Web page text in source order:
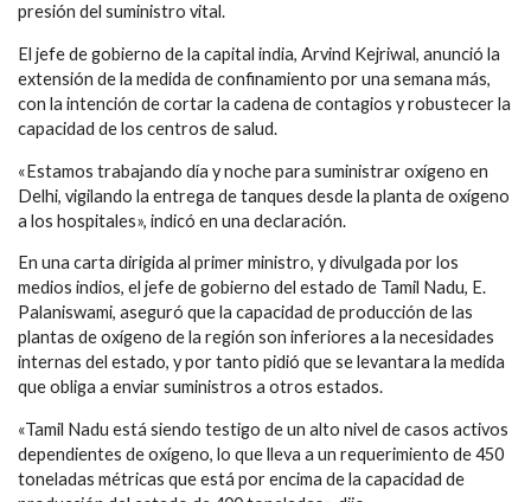
presión del suministro vital.
El jefe de gobierno de la capital india, Arvind Kejriwal, anunció la
extensión de la medida de confinamiento por una semana más,
con la intención de cortar la cadena de contagios y robustecer la
capacidad de los centros de salud.
«Estamos trabajando día y noche para suministrar oxígeno en
Delhi, vigilando la entrega de tanques desde la planta de oxígeno
a los hospitales», indicó en una declaración.
En una carta dirigida al primer ministro, y divulgada por los
medios indios, el jefe de gobierno del estado de Tamil Nadu, E.
Palaniswami, aseguró que la capacidad de producción de las
plantas de oxígeno de la región son inferiores a la necesidades
internas del estado, y por tanto pidió que se levantara la medida
que obliga a enviar suministros a otros estados.
«Tamil Nadu está siendo testigo de un alto nivel de casos activos
dependientes de oxígeno, lo que lleva a un requerimiento de 450
toneladas métricas que está por encima de la capacidad de